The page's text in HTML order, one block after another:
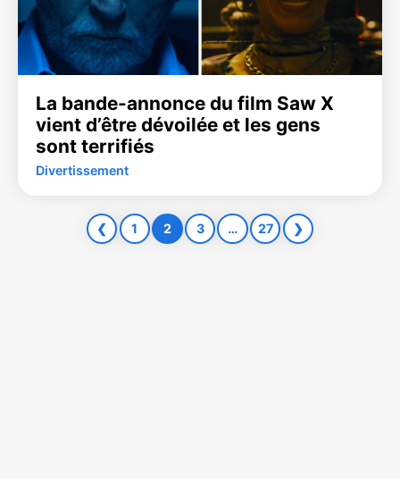
La bande-annonce du film Saw X
vient d’être dévoilée et les gens
sont terrifiés
Divertissement
❮ 1 2 3 … 27 ❯